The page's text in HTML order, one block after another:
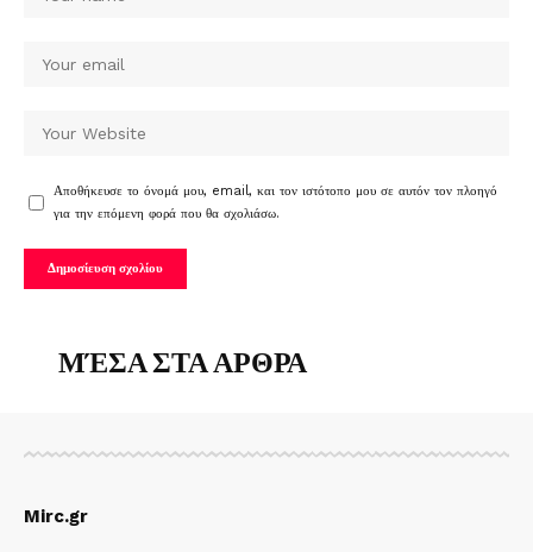
Αποθήκευσε το όνομά μου, email, και τον ιστότοπο μου σε αυτόν τον πλοηγό
για την επόμενη φορά που θα σχολιάσω.
ΜΈΣΑ ΣΤΑ ΑΡΘΡΑ
Mirc.gr